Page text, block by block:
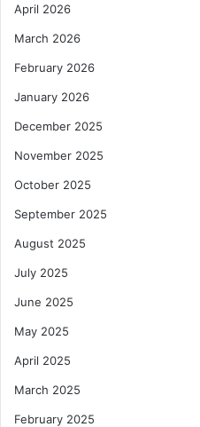
April 2026
March 2026
February 2026
January 2026
December 2025
November 2025
October 2025
September 2025
August 2025
July 2025
June 2025
May 2025
April 2025
March 2025
February 2025